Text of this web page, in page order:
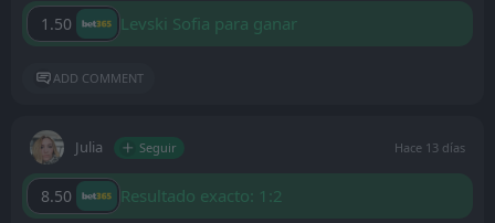
1.50 Levski Sofia para ganar
ADD COMMENT
Julia Seguir Hace 13 días
8.50 Resultado exacto: 1:2